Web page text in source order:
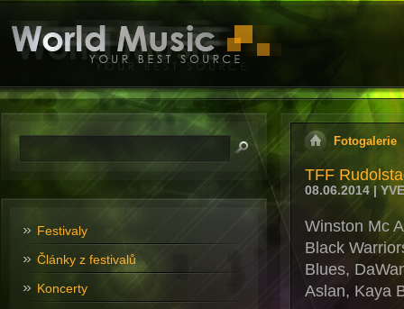
Fotogalerie
TFF
08.06.2014 |
Winston Mc
Black
Blues,
Aslan, Kaya
Festivaly
Články z festivalů
Koncerty